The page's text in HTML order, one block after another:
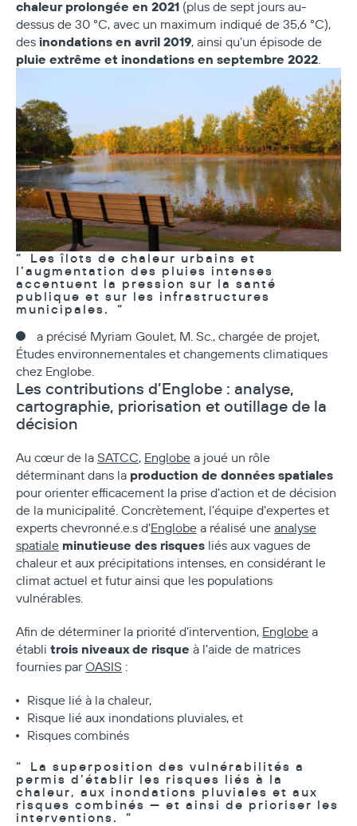
chaleur prolongée en 2021 (plus de sept jours au-
dessus de 30 °C, avec un maximum indiqué de 35,6 °C),
des inondations en avril 2019, ainsi qu’un épisode de
pluie extrême et inondations en septembre 2022.
Les îlots de chaleur urbains et
l’augmentation des pluies intenses
accentuent la pression sur la santé
publique et sur les infrastructures
municipales.
a précisé Myriam Goulet, M. Sc., chargée de projet,
Études environnementales et changements climatiques
chez Englobe.
Les contributions d’Englobe : analyse,
cartographie, priorisation et outillage de la
décision
Au cœur de la SATCC, Englobe a joué un rôle
déterminant dans la production de données spatiales
pour orienter efficacement la prise d’action et de décision
de la municipalité. Concrètement, l’équipe d’expertes et
experts chevronné.e.s d’Englobe a réalisé une analyse
spatiale minutieuse des risques liés aux vagues de
chaleur et aux précipitations intenses, en considérant le
climat actuel et futur ainsi que les populations
vulnérables.
Afin de déterminer la priorité d’intervention, Englobe a
établi trois niveaux de risque à l’aide de matrices
fournies parOASIS :
Risque lié à la chaleur,
Risque lié aux inondations pluviales, et
Risques combinés
La superposition des vulnérabilités a
permis d’établir les risques liés à la
chaleur, aux inondations pluviales et aux
risques combinés — et ainsi de prioriser les
interventions.